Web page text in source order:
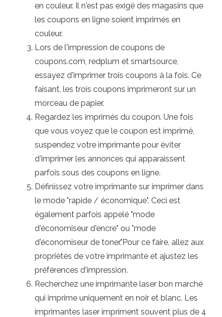
en couleur. Il n'est pas exigé des magasins que
les coupons en ligne soient imprimés en
couleur.
Lors de l'impression de coupons de
coupons.com, redplum et smartsource,
essayez d'imprimer trois coupons à la fois. Ce
faisant, les trois coupons imprimeront sur un
morceau de papier.
Regardez les imprimés du coupon. Une fois
que vous voyez que le coupon est imprimé,
suspendez votre imprimante pour éviter
d'imprimer les annonces qui apparaissent
parfois sous des coupons en ligne.
Définissez votre imprimante sur imprimer dans
le mode "rapide / économique". Ceci est
également parfois appelé "mode
d'économiseur d'encre" ou "mode
d'économiseur de toner."Pour ce faire, allez aux
propriétés de votre imprimante et ajustez les
préférences d'impression.
Recherchez une imprimante laser bon marché
qui imprime uniquement en noir et blanc. Les
imprimantes laser impriment souvent plus de 4